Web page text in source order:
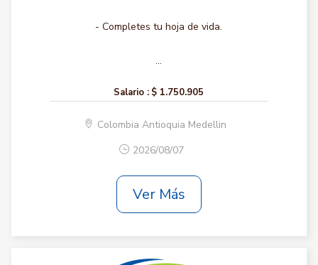
- Completes tu hoja de vida.
...
Salario : $ 1.750.905
Colombia Antioquia Medellin
2026/08/07
Ver Más